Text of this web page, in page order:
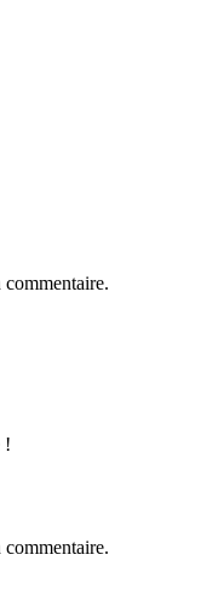
commentaire.
!
commentaire.